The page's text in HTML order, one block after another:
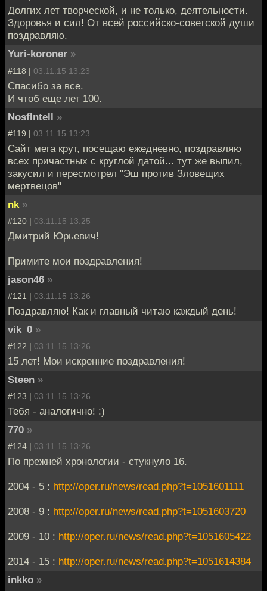
Долгих лет творческой, и не только, деятельности.
Здоровья и сил! От всей российско-советской души
поздравляю.
Yuri-koroner »
#118 | 03.11.15 13:23
Спасибо за все.
И чтоб еще лет 100.
NosfIntell »
#119 | 03.11.15 13:23
Сайт мега крут, посещаю ежедневно, поздравляю
всех причастных с круглой датой... тут же выпил,
закусил и пересмотрел "Эш против Зловещих
мертвецов"
nk »
#120 | 03.11.15 13:25
Дмитрий Юрьевич!
Примите мои поздравления!
jason46 »
#121 | 03.11.15 13:26
Поздравляю! Как и главный читаю каждый день!
vik_0 »
#122 | 03.11.15 13:26
15 лет! Мои искренние поздравления!
Steen »
#123 | 03.11.15 13:26
Тебя - аналогично! :)
770 »
#124 | 03.11.15 13:26
По прежней хронологии - стукнуло 16.
2004 - 5 : http://oper.ru/news/read.php?t=1051601111
2008 - 9 : http://oper.ru/news/read.php?t=1051603720
2009 - 10 : http://oper.ru/news/read.php?t=1051605422
2014 - 15 : http://oper.ru/news/read.php?t=1051614384
inkko »